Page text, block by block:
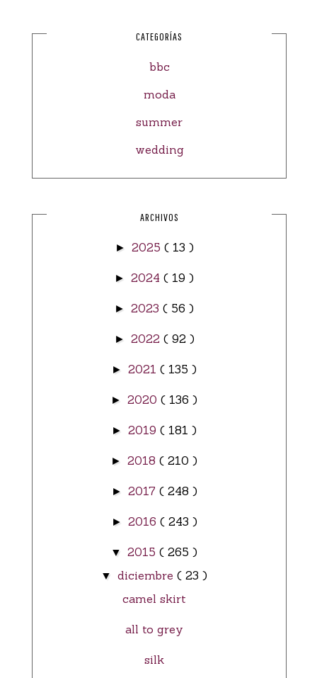
CATEGORÍAS
bbc
moda
summer
wedding
ARCHIVOS
► 2025 ( 13 )
► 2024 ( 19 )
► 2023 ( 56 )
► 2022 ( 92 )
► 2021 ( 135 )
► 2020 ( 136 )
► 2019 ( 181 )
► 2018 ( 210 )
► 2017 ( 248 )
► 2016 ( 243 )
▼ 2015 ( 265 )
▼ diciembre ( 23 )
camel skirt
all to grey
silk